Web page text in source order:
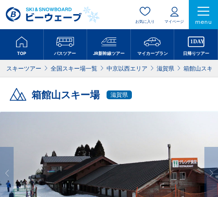
お気に入り マイページ menu
TOP バスツアー JR新幹線ツアー マイカープラン 日帰りツアー
スキーツアー 全国スキー場一覧 中京以西エリア 滋賀県 箱館山スキ
箱館山スキー場 滋賀県